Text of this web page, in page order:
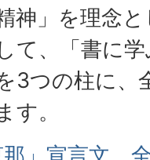
神」を理念
て、「書に
3つの柱に
す。